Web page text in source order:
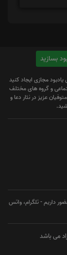
مجازی ایجاد کنید
و گروه های مختلف
عزیز در نثار دعا و
داریم - تلگرام، واتس
می باشد